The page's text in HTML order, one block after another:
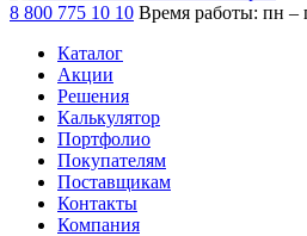
8 800 775 10 10 Время работы: пн –
Каталог
Акции
Решения
Калькулятор
Портфолио
Покупателям
Поставщикам
Контакты
Компания